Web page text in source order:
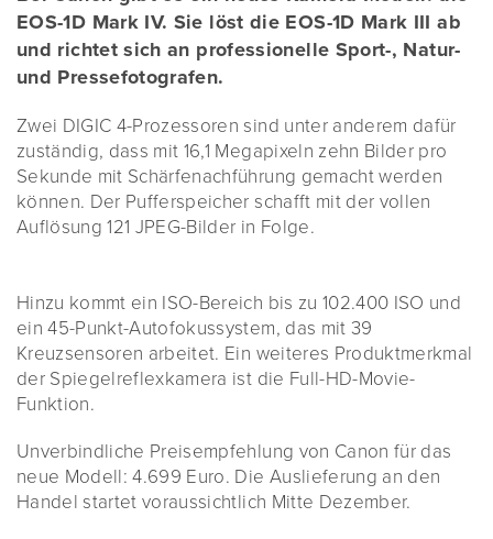
EOS-1D Mark IV. Sie löst die EOS-1D Mark III ab
und richtet sich an professionelle Sport-, Natur-
und Pressefotografen.
Zwei DIGIC 4-Prozessoren sind unter anderem dafür
zuständig, dass mit 16,1 Megapixeln zehn Bilder pro
Sekunde mit Schärfenachführung gemacht werden
können. Der Pufferspeicher schafft mit der vollen
Auflösung 121 JPEG-Bilder in Folge.
Hinzu kommt ein ISO-Bereich bis zu 102.400 ISO und
ein 45-Punkt-Autofokussystem, das mit 39
Kreuzsensoren arbeitet. Ein weiteres Produktmerkmal
der Spiegelreflexkamera ist die Full-HD-Movie-
Funktion.
Unverbindliche Preisempfehlung von Canon für das
neue Modell: 4.699 Euro. Die Auslieferung an den
Handel startet voraussichtlich Mitte Dezember.